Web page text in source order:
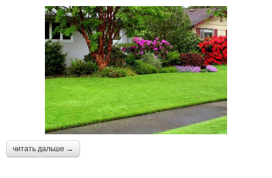
читать дальше →